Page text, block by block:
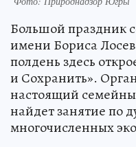
Большой праздник
имени Бориса
полдень здесь
и Сохранить».
настоящий
найдет занятие по
многочисленных